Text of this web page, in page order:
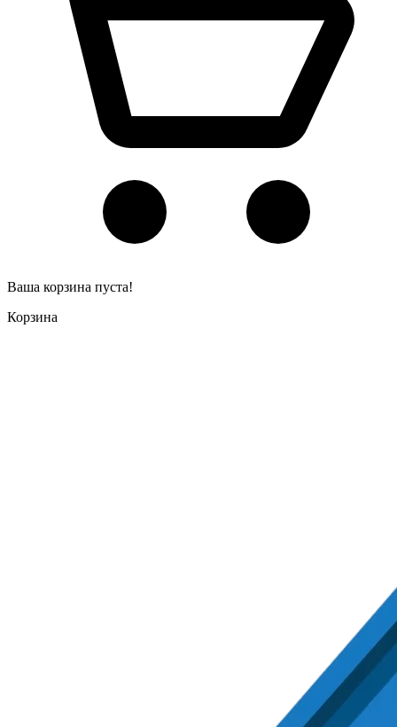
Ваша корзина пуста!
Корзина